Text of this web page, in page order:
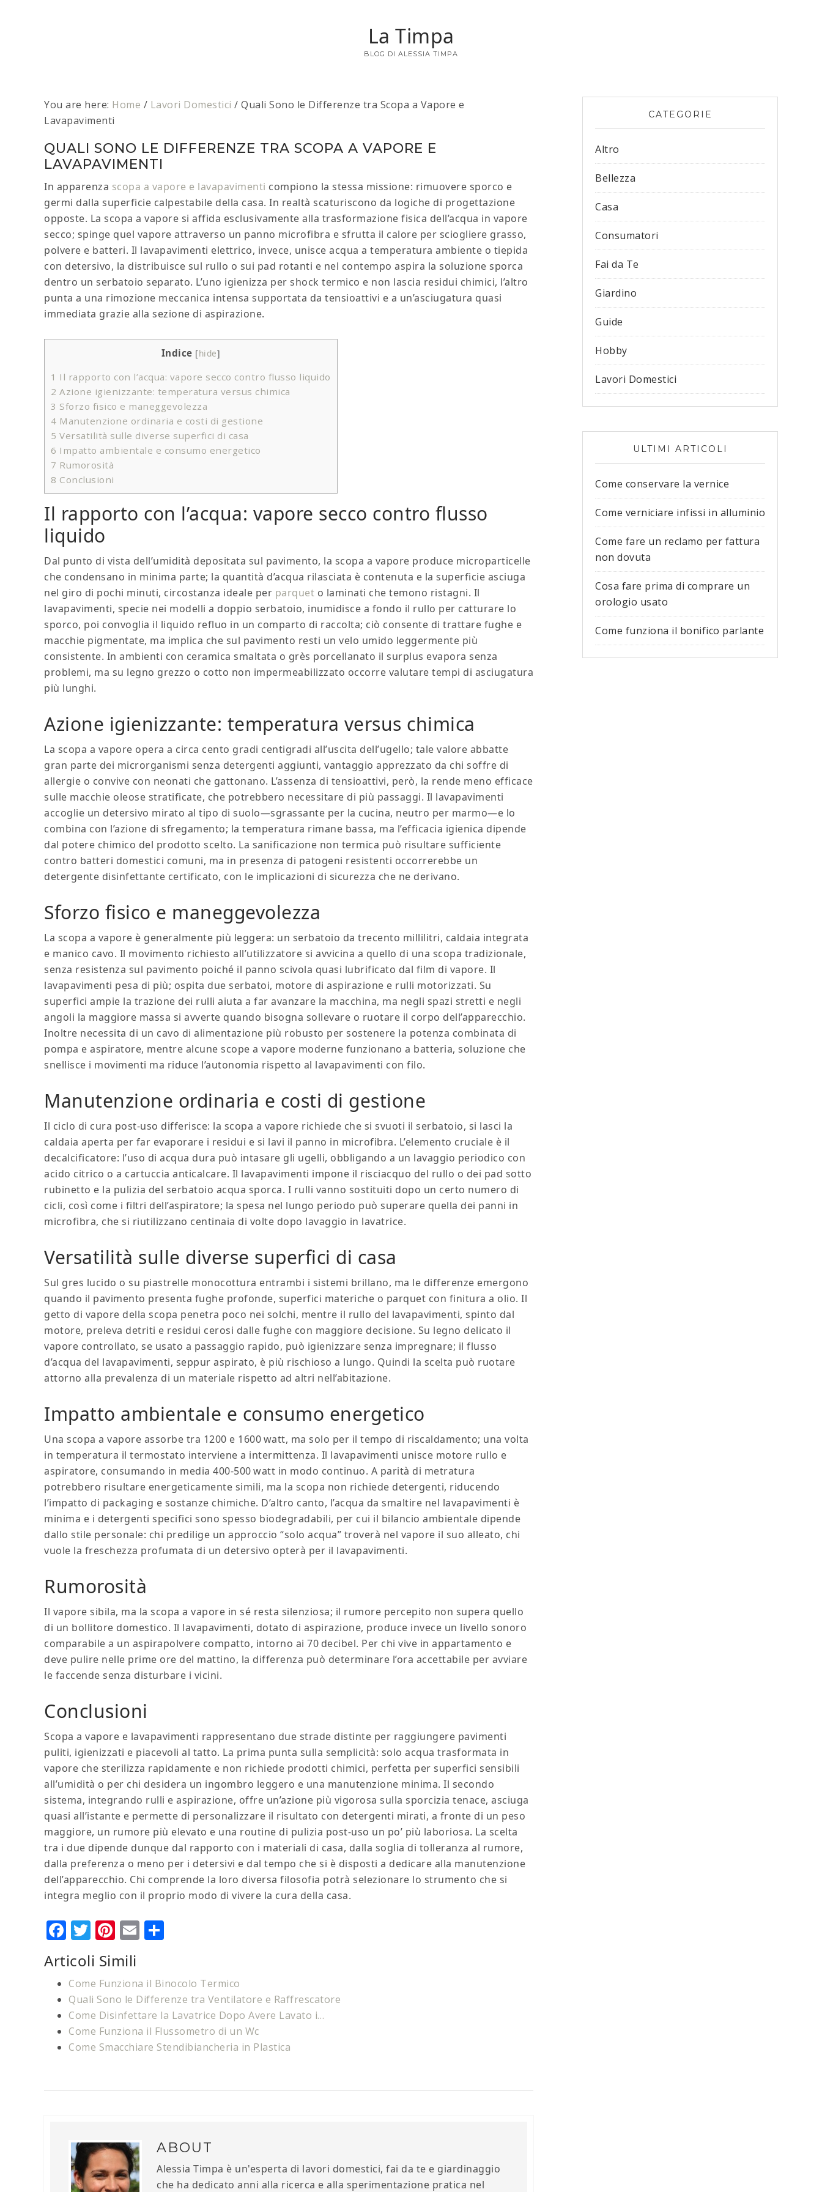
La Timpa
BLOG DI ALESSIA TIMPA
You are here: Home / Lavori Domestici / Quali Sono le Differenze tra Scopa a Vapore e
Lavapavimenti
QUALI SONO LE DIFFERENZE TRA SCOPA A VAPORE E
LAVAPAVIMENTI
In apparenza scopa a vapore e lavapavimenti compiono la stessa missione: rimuovere sporco e
germi dalla superficie calpestabile della casa. In realtà scaturiscono da logiche di progettazione
opposte. La scopa a vapore si affida esclusivamente alla trasformazione fisica dell’acqua in vapore
secco; spinge quel vapore attraverso un panno microfibra e sfrutta il calore per sciogliere grasso,
polvere e batteri. Il lavapavimenti elettrico, invece, unisce acqua a temperatura ambiente o tiepida
con detersivo, la distribuisce sul rullo o sui pad rotanti e nel contempo aspira la soluzione sporca
dentro un serbatoio separato. L’uno igienizza per shock termico e non lascia residui chimici, l’altro
punta a una rimozione meccanica intensa supportata da tensioattivi e a un’asciugatura quasi
immediata grazie alla sezione di aspirazione.
Indice [hide]
1 Il rapporto con l’acqua: vapore secco contro flusso liquido
2 Azione igienizzante: temperatura versus chimica
3 Sforzo fisico e maneggevolezza
4 Manutenzione ordinaria e costi di gestione
5 Versatilità sulle diverse superfici di casa
6 Impatto ambientale e consumo energetico
7 Rumorosità
8 Conclusioni
Il rapporto con l’acqua: vapore secco contro flusso
liquido
Dal punto di vista dell’umidità depositata sul pavimento, la scopa a vapore produce microparticelle
che condensano in minima parte; la quantità d’acqua rilasciata è contenuta e la superficie asciuga
nel giro di pochi minuti, circostanza ideale per parquet o laminati che temono ristagni. Il
lavapavimenti, specie nei modelli a doppio serbatoio, inumidisce a fondo il rullo per catturare lo
sporco, poi convoglia il liquido refluo in un comparto di raccolta; ciò consente di trattare fughe e
macchie pigmentate, ma implica che sul pavimento resti un velo umido leggermente più
consistente. In ambienti con ceramica smaltata o grès porcellanato il surplus evapora senza
problemi, ma su legno grezzo o cotto non impermeabilizzato occorre valutare tempi di asciugatura
più lunghi.
Azione igienizzante: temperatura versus chimica
La scopa a vapore opera a circa cento gradi centigradi all’uscita dell’ugello; tale valore abbatte
gran parte dei microrganismi senza detergenti aggiunti, vantaggio apprezzato da chi soffre di
allergie o convive con neonati che gattonano. L’assenza di tensioattivi, però, la rende meno efficace
sulle macchie oleose stratificate, che potrebbero necessitare di più passaggi. Il lavapavimenti
accoglie un detersivo mirato al tipo di suolo—sgrassante per la cucina, neutro per marmo—e lo
combina con l’azione di sfregamento; la temperatura rimane bassa, ma l’efficacia igienica dipende
dal potere chimico del prodotto scelto. La sanificazione non termica può risultare sufficiente
contro batteri domestici comuni, ma in presenza di patogeni resistenti occorrerebbe un
detergente disinfettante certificato, con le implicazioni di sicurezza che ne derivano.
Sforzo fisico e maneggevolezza
La scopa a vapore è generalmente più leggera: un serbatoio da trecento millilitri, caldaia integrata
e manico cavo. Il movimento richiesto all’utilizzatore si avvicina a quello di una scopa tradizionale,
senza resistenza sul pavimento poiché il panno scivola quasi lubrificato dal film di vapore. Il
lavapavimenti pesa di più; ospita due serbatoi, motore di aspirazione e rulli motorizzati. Su
superfici ampie la trazione dei rulli aiuta a far avanzare la macchina, ma negli spazi stretti e negli
angoli la maggiore massa si avverte quando bisogna sollevare o ruotare il corpo dell’apparecchio.
Inoltre necessita di un cavo di alimentazione più robusto per sostenere la potenza combinata di
pompa e aspiratore, mentre alcune scope a vapore moderne funzionano a batteria, soluzione che
snellisce i movimenti ma riduce l’autonomia rispetto al lavapavimenti con filo.
Manutenzione ordinaria e costi di gestione
Il ciclo di cura post‑uso differisce: la scopa a vapore richiede che si svuoti il serbatoio, si lasci la
caldaia aperta per far evaporare i residui e si lavi il panno in microfibra. L’elemento cruciale è il
decalcificatore: l’uso di acqua dura può intasare gli ugelli, obbligando a un lavaggio periodico con
acido citrico o a cartuccia anticalcare. Il lavapavimenti impone il risciacquo del rullo o dei pad sotto
rubinetto e la pulizia del serbatoio acqua sporca. I rulli vanno sostituiti dopo un certo numero di
cicli, così come i filtri dell’aspiratore; la spesa nel lungo periodo può superare quella dei panni in
microfibra, che si riutilizzano centinaia di volte dopo lavaggio in lavatrice.
Versatilità sulle diverse superfici di casa
Sul gres lucido o su piastrelle monocottura entrambi i sistemi brillano, ma le differenze emergono
quando il pavimento presenta fughe profonde, superfici materiche o parquet con finitura a olio. Il
getto di vapore della scopa penetra poco nei solchi, mentre il rullo del lavapavimenti, spinto dal
motore, preleva detriti e residui cerosi dalle fughe con maggiore decisione. Su legno delicato il
vapore controllato, se usato a passaggio rapido, può igienizzare senza impregnare; il flusso
d’acqua del lavapavimenti, seppur aspirato, è più rischioso a lungo. Quindi la scelta può ruotare
attorno alla prevalenza di un materiale rispetto ad altri nell’abitazione.
Impatto ambientale e consumo energetico
Una scopa a vapore assorbe tra 1200 e 1600 watt, ma solo per il tempo di riscaldamento; una volta
in temperatura il termostato interviene a intermittenza. Il lavapavimenti unisce motore rullo e
aspiratore, consumando in media 400‑500 watt in modo continuo. A parità di metratura
potrebbero risultare energeticamente simili, ma la scopa non richiede detergenti, riducendo
l’impatto di packaging e sostanze chimiche. D’altro canto, l’acqua da smaltire nel lavapavimenti è
minima e i detergenti specifici sono spesso biodegradabili, per cui il bilancio ambientale dipende
dallo stile personale: chi predilige un approccio “solo acqua” troverà nel vapore il suo alleato, chi
vuole la freschezza profumata di un detersivo opterà per il lavapavimenti.
Rumorosità
Il vapore sibila, ma la scopa a vapore in sé resta silenziosa; il rumore percepito non supera quello
di un bollitore domestico. Il lavapavimenti, dotato di aspirazione, produce invece un livello sonoro
comparabile a un aspirapolvere compatto, intorno ai 70 decibel. Per chi vive in appartamento e
deve pulire nelle prime ore del mattino, la differenza può determinare l’ora accettabile per avviare
le faccende senza disturbare i vicini.
Conclusioni
Scopa a vapore e lavapavimenti rappresentano due strade distinte per raggiungere pavimenti
puliti, igienizzati e piacevoli al tatto. La prima punta sulla semplicità: solo acqua trasformata in
vapore che sterilizza rapidamente e non richiede prodotti chimici, perfetta per superfici sensibili
all’umidità o per chi desidera un ingombro leggero e una manutenzione minima. Il secondo
sistema, integrando rulli e aspirazione, offre un’azione più vigorosa sulla sporcizia tenace, asciuga
quasi all’istante e permette di personalizzare il risultato con detergenti mirati, a fronte di un peso
maggiore, un rumore più elevato e una routine di pulizia post‑uso un po’ più laboriosa. La scelta
tra i due dipende dunque dal rapporto con i materiali di casa, dalla soglia di tolleranza al rumore,
dalla preferenza o meno per i detersivi e dal tempo che si è disposti a dedicare alla manutenzione
dell’apparecchio. Chi comprende la loro diversa filosofia potrà selezionare lo strumento che si
integra meglio con il proprio modo di vivere la cura della casa.
Facebook
Twitter
Pinterest
Email
Articoli Simili
Come Funziona il Binocolo Termico
Quali Sono le Differenze tra Ventilatore e Raffrescatore
Come Disinfettare la Lavatrice Dopo Avere Lavato i…
Come Funziona il Flussometro di un Wc
Come Smacchiare Stendibiancheria in Plastica
ABOUT
Alessia Timpa è un'esperta di lavori domestici, fai da te e giardinaggio
che ha dedicato anni alla ricerca e alla sperimentazione pratica nel
CATEGORIE
Altro
Bellezza
Casa
Consumatori
Fai da Te
Giardino
Guide
Hobby
Lavori Domestici
ULTIMI ARTICOLI
Come conservare la vernice
Come verniciare infissi in alluminio
Come fare un reclamo per fattura
non dovuta
Cosa fare prima di comprare un
orologio usato
Come funziona il bonifico parlante